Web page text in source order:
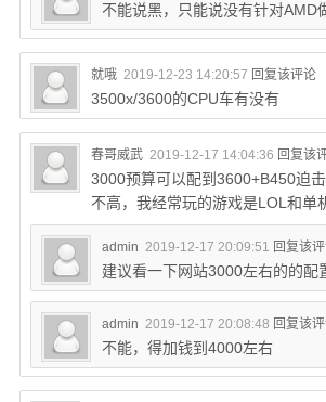
不能说黑，只能说没有针对AMD
就哦 2019-12-23 14:20:57 回复该评论
3500x/3600的CPU车有没有
春哥威武 2019-12-17 14:04:36 回复该
3000预算可以配到3600+B450迫
不高，我经常玩的游戏是LOL和单
admin 2019-12-17 20:09:51 回复该
建议看一下网站3000左右的的配
admin 2019-12-17 20:08:48 回复该
不能，得加钱到4000左右